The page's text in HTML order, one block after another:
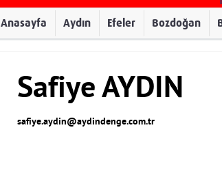
Anasayfa Aydın Efeler Bozdoğan
Safiye AYDIN
safiye.aydin@aydindenge.com.tr